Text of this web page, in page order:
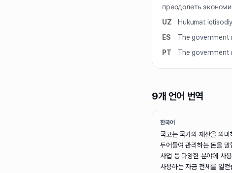
преодолеть
UZ
Hukumat
ES
The government
PT
The government
9개 언어 번역
한국어
국고는 국가의 재산을 의
두어들여 관리하는 돈을
사업 등 다양한 분야에 사
사용하는 자금 전체를 일컫